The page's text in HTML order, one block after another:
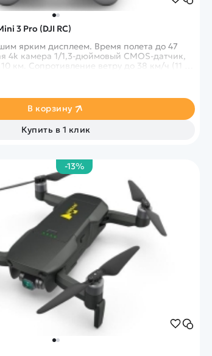
3 Pro (DJI RC)
ярким дисплеем. Время полета до 47
4k камера 1/1,3-дюймовый CMOS-датчик,
км. Сопротивление ветру до 38 км/ч (11 м/
В корзину
Купить в 1 клик
-13%